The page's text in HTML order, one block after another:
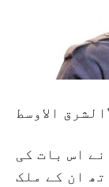
اس بات کی
ان کے ملک